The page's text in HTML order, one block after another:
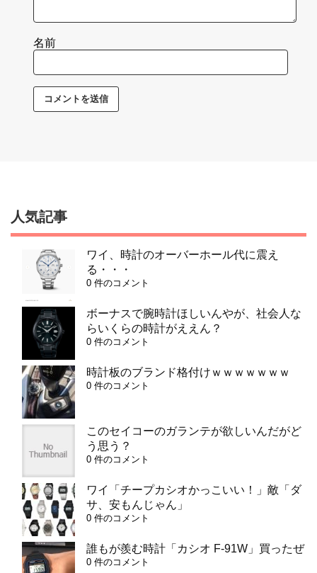
名前
人気記事
ワイ、時計のオーバーホール代に震え
る・・・
0 件のコメント
ボーナスで腕時計ほしいんやが、社会人な
らいくらの時計がええん？
0 件のコメント
時計板のブランド格付けｗｗｗｗｗｗｗ
0 件のコメント
このセイコーのガランテが欲しいんだがど
う思う？
0 件のコメント
ワイ「チープカシオかっこいい！」敵「ダ
サ、安もんじゃん」
0 件のコメント
誰もが羨む時計「カシオ F-91W」買ったぜ
0 件のコメント